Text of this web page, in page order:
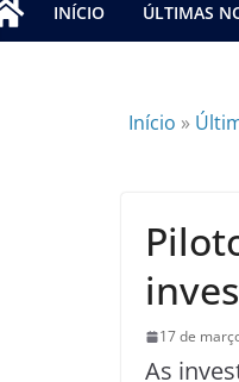
INÍCIO ÚLTIMAS
Início »
17 de
As